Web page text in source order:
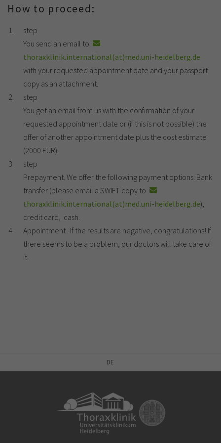
How to proceed:
step
You send an email to
thoraxklinik.international(at)med.uni-heidelberg.de
with your requested appointment date and your passport
copy as an attachment.
step
You get an email from us with the confirmation of your
requested appointment date or (if this is not possible) the
offer of another appointment date plus the cost estimate
(2000 EUR).
step
Prepayment. We offer the following payment options: Bank
transfer (please email a SWIFT copy to
thoraxklinik.international(at)med.uni-heidelberg.de),
credit card, cash.
Appointment . If the results are negative, congratulations! If
there seems to be a problem, our doctors will take care of
it.
DE